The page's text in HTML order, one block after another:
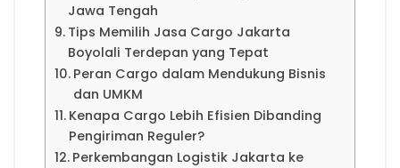
Jawa Tengah
Tips Memilih Jasa Cargo Jakarta
Boyolali Terdepan yang Tepat
Peran Cargo dalam Mendukung Bisnis
dan UMKM
Kenapa Cargo Lebih Efisien Dibanding
Pengiriman Reguler?
Perkembangan Logistik Jakarta ke